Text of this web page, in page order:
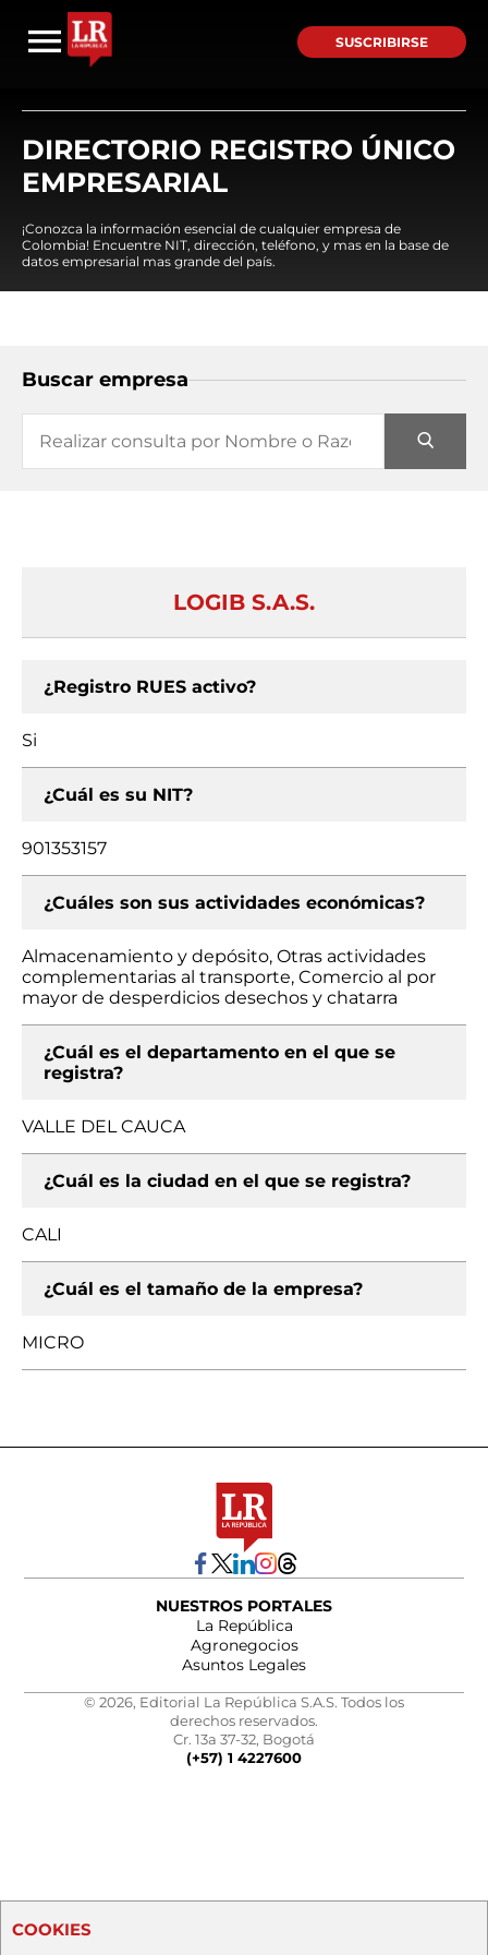
SUSCRIBIRSE
DIRECTORIO REGISTRO ÚNICO
EMPRESARIAL
¡Conozca la información esencial de cualquier empresa de
Colombia! Encuentre NIT, dirección, teléfono, y mas en la base de
datos empresarial mas grande del país.
Buscar empresa
LOGIB S.A.S.
¿Registro RUES activo?
Si
¿Cuál es su NIT?
901353157
¿Cuáles son sus actividades económicas?
Almacenamiento y depósito, Otras actividades
complementarias al transporte, Comercio al por
mayor de desperdicios desechos y chatarra
¿Cuál es el departamento en el que se
registra?
VALLE DEL CAUCA
¿Cuál es la ciudad en el que se registra?
CALI
¿Cuál es el tamaño de la empresa?
MICRO
NUESTROS PORTALES
La República
Agronegocios
Asuntos Legales
© 2026, Editorial La República S.A.S. Todos los
derechos reservados.
Cr. 13a 37-32, Bogotá
(+57) 1 4227600
COOKIES